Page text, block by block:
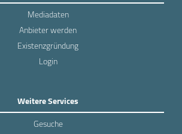
Mediadaten
Anbieter werden
Existenzgründung
Login
Weitere Services
Gesuche